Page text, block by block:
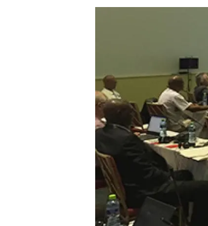
Documentación
Eventos anteriores
Cambio global